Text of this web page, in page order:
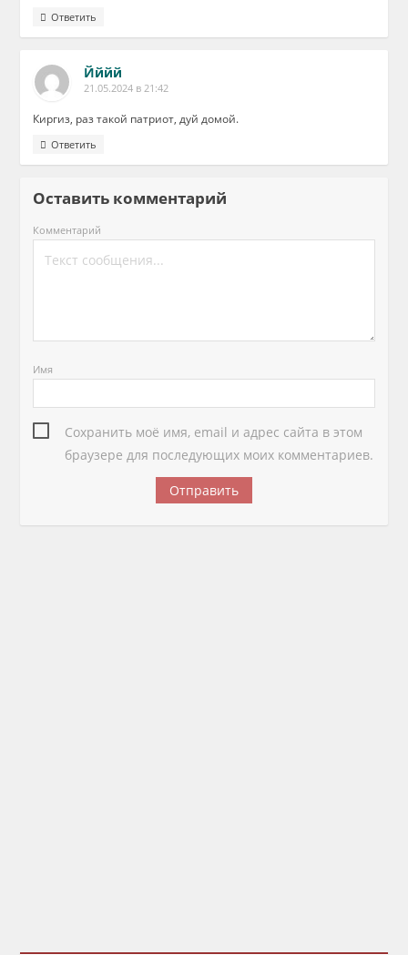
Ответить
Йййй
21.05.2024 в 21:42
Киргиз, раз такой патриот, дуй домой.
Ответить
Оставить комментарий
Комментарий
Имя
Сохранить моё имя, email и адрес сайта в этом
браузере для последующих моих комментариев.